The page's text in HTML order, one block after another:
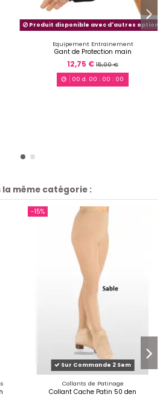
Produit disponible avec d'autres options
Equipement Entrainement
Gant de Protection main
12,75 € 15,00 €
00 d. 00 : 00 : 00
même catégorie :
-15%
Sur Commande 2 Sem
Collants de Patinage
Collant Cache Patin 50 den